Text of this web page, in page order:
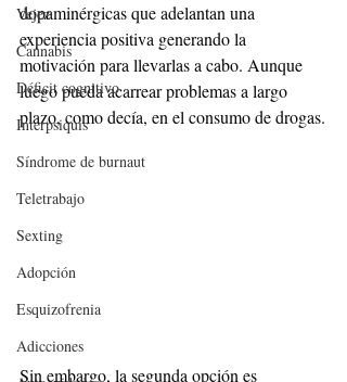
Vejez
Cannabis
Déficit cognitivo
Interpsiquis
Síndrome de burnaut
Teletrabajo
Sexting
Adopción
Esquizofrenia
Adicciones
dopaminérgicas que adelantan una
experiencia positiva generando la
motivación para llevarlas a cabo. Aunque
luego pueda acarrear problemas a largo
plazo, como decía, en el consumo de drogas.
Sin embargo, la segunda opción es